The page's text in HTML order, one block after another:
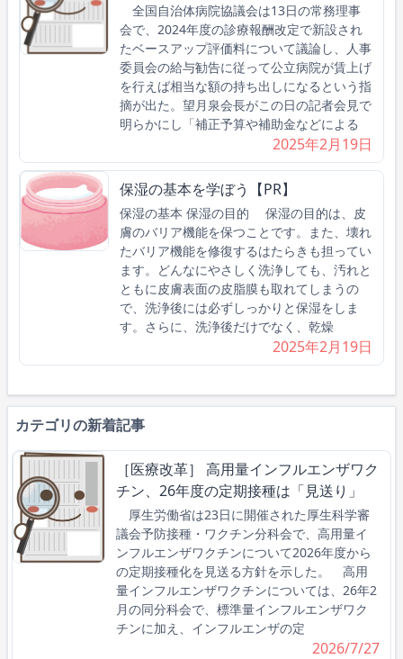
全国自治体病院協議会は13日の常務理事
会で、2024年度の診療報酬改定で新設され
たベースアップ評価料について議論し、人事
委員会の給与勧告に従って公立病院が賃上げ
を行えば相当な額の持ち出しになるという指
摘が出た。望月泉会長がこの日の記者会見で
明らかにし「補正予算や補助金などによる
2025年2月19日
保湿の基本を学ぼう【PR】
保湿の基本 保湿の目的 保湿の目的は、皮
膚のバリア機能を保つことです。また、壊れ
たバリア機能を修復するはたらきも担ってい
ます。どんなにやさしく洗浄しても、汚れと
ともに皮膚表面の皮脂膜も取れてしまうの
で、洗浄後には必ずしっかりと保湿をしま
す。さらに、洗浄後だけでなく、乾燥
2025年2月19日
カテゴリの新着記事
［医療改革］ 高用量インフルエンザワク
チン、26年度の定期接種は「見送り」
厚生労働省は23日に開催された厚生科学審
議会予防接種・ワクチン分科会で、高用量イ
ンフルエンザワクチンについて2026年度から
の定期接種化を見送る方針を示した。 高用
量インフルエンザワクチンについては、26年2
月の同分科会で、標準量インフルエンザワク
チンに加え、インフルエンザの定
2026/7/27